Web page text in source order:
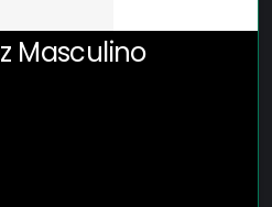
Masculino